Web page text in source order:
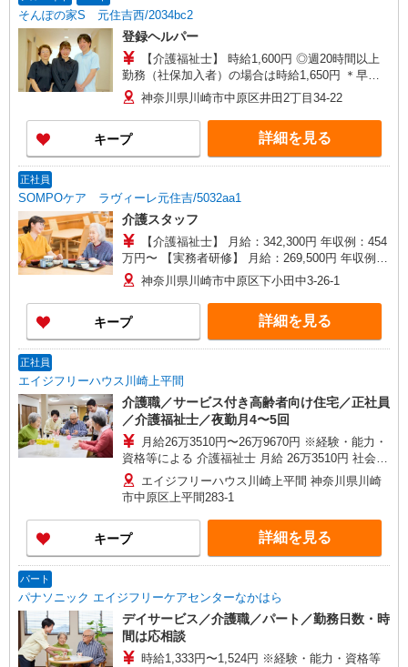
手当支給（超過1分〜） ◎賞与 基本給2.08ヶ月
分/年支給
そんぽの家S 元住吉西/2034bc2
登録ヘルパー
【介護福祉士】 時給1,600円 ◎週20時間以上
勤務（社保加入者）の場合は時給1,650円 ＊早朝
夜間（〜8:00、18:00〜）：時給2,000円〜 ＊日曜
祝日：時給1,900円〜 【実務者研修・初任者研修
（ヘルパー1級・2級）】 時給1,520円 ◎週20時間
以上勤務（社保加入者）の場合は時給1,570円 ＊
早朝夜間（〜8:00、18:00〜）：時給1,900円〜 ＊
が同時給 ◎キャンセル手当：職務時給の60％支給
神奈川県川崎市中原区井田2丁目34-22
キープ 詳細を見る
正社員
SOMPOケア ラヴィーレ元住吉/5032aa1
介護スタッフ
【介護福祉士】 月給：342,300円 年収例：454
万円〜 【実務者研修】 月給：269,500円 年収例：
364万円〜 【初任者研修・無資格】 月給：
259,800円 年収例：351万円〜 ※職務手当、働き
がい向上手当、日祝手当（月平均2回分）、夜勤手
当（月平均5回分）等、毎月平均的に支払われる手
当を含みます。 ※介護福祉士のみ、特別職務手
は別途時間外手当支給（超過1分〜） ◎賞与 基
本給2.08ヶ月分/年支給
神奈川県川崎市中原区下小田中3-26-1
キープ 詳細を見る
正社員
エイジフリーハウス川崎上平間
介護職／サービス付き高齢者向け住宅／正社員
／介護福祉士／夜勤月4〜5回
月給26万3510円〜26万9670円 ※経験・能力・
資格等による 介護福祉士 月給 26万3510円 社会福
祉士 月給 26万9670円 ※一律処遇改善加算含む ※
夜勤手当6000円/4回を含む 〇資格手当 〇職種手当
〇業務手当 〇首都圏手当 〇時間外勤務手当 〇夜
勤手当 〇深夜勤務手当 〇休日勤務手当 〇年末年
始勤務手当
エイジフリーハウス川崎上平間 神奈川県川崎
市中原区上平間283-1
キープ 詳細を見る
パート
パナソニック エイジフリーケアセンターなかはら
デイサービス／介護職／パート／勤務日数・時
間は応相談
時給1,333円〜1,524円 ※経験・能力・資格等